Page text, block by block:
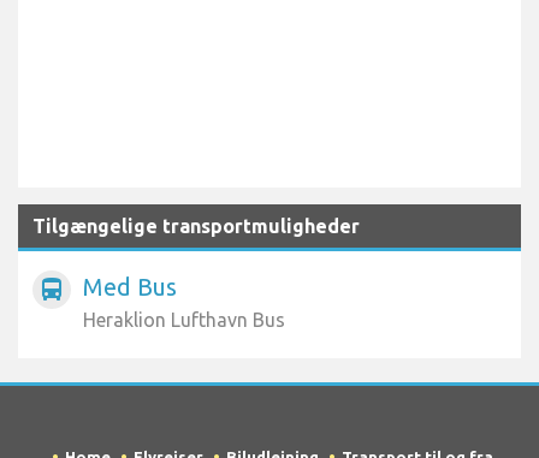
Tilgængelige transportmuligheder
directions_bus Med Bus
Heraklion Lufthavn Bus